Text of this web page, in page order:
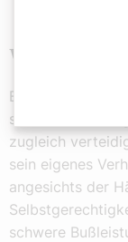
Wie macht
Blicken wir noch
seinem Sohn
zugleich
sein eigenes
angesichts der
schwere